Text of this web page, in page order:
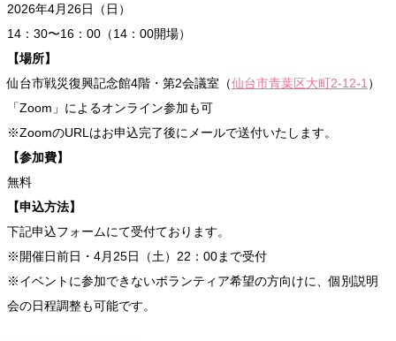
2026年4月26日（日）
14：30〜16：00（14：00開場）
【場所】
仙台市戦災復興記念館4階・第2会議室（仙台市青葉区大町2-12-1 ）
「Zoom」によるオンライン参加も可
※ZoomのURLはお申込完了後にメールで送付いたします。
【参加費】
無料
【申込方法】
下記申込フォームにて受付ております。
※開催日前日・4月25日（土）22：00まで受付
※イベントに参加できないボランティア希望の方向けに、個別説明
会の日程調整も可能です。